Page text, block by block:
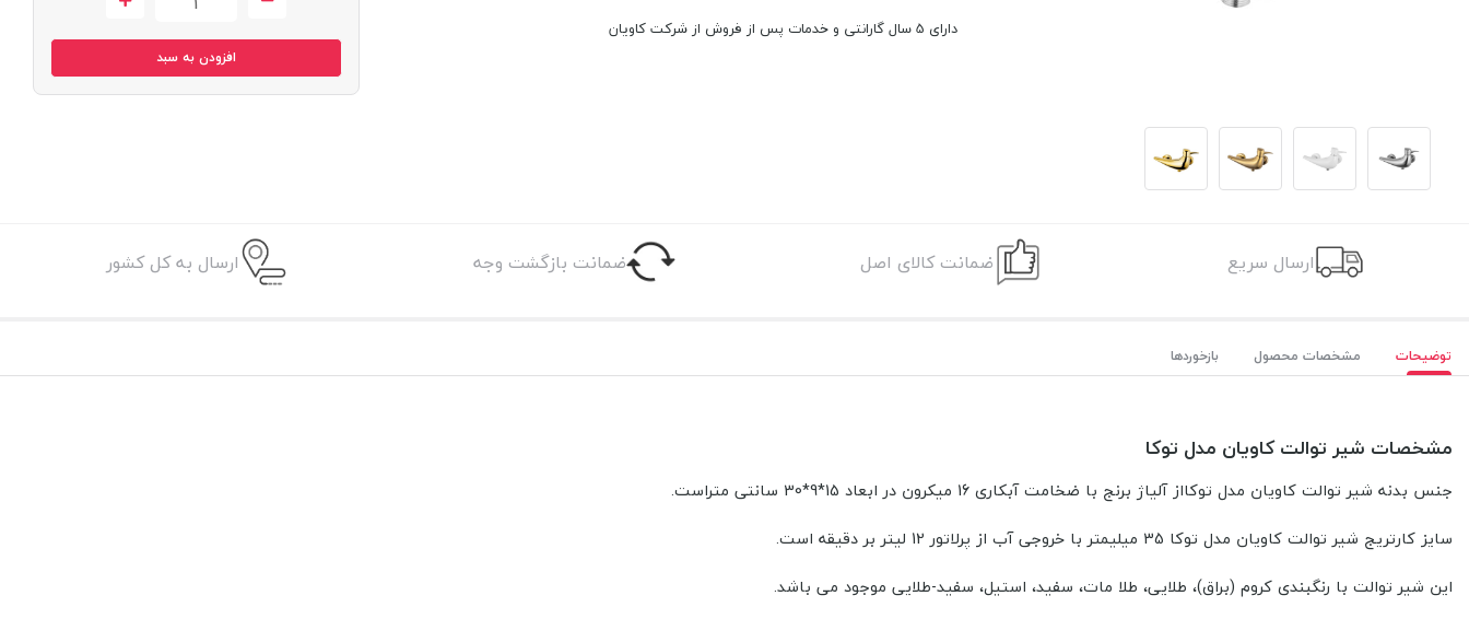
دارای 5 سال گارانتی و خدمات پس از فروش از شرکت کاویان
افزودن به سبد
ارسال سریع ضمانت کالای اصل ضمانت بازگشت وجه ارسال به کل کشور
توضیحات مشخصات محصول بازخوردها
مشخصات شیر توالت کاویان مدل توکا
جنس بدنه شیر توالت کاویان مدل توکااز آلیاژ برنج با ضخامت آبکاری 16 میکرون در ابعاد 15*9*30 سانتی متراست.
سایز کارتریج شیر توالت کاویان مدل توکا 35 میلیمتر با خروجی آب از پرلاتور 12 لیتر بر دقیقه است.
این شیر توالت با رنگبندی کروم (براق)، طلایی، طلا مات، سفید، استیل، سفید-طلایی موجود می باشد.